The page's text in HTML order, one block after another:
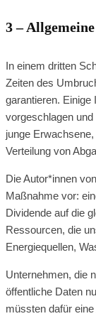
3 –
In einem dritten
Zeiten des
garantieren. Einige
vorgeschlagen
junge
Verteilung von
Die Autor*innen
Maßnahme vor:
Dividende auf die
Ressourcen, die
Energiequellen,
Unternehmen, die
öffentliche Daten
müssten dafür